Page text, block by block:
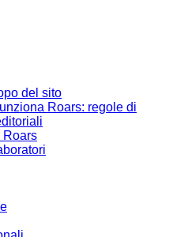
del sito
Roars: regole di
Roars